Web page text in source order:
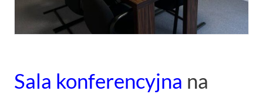
Sala konferencyjna na